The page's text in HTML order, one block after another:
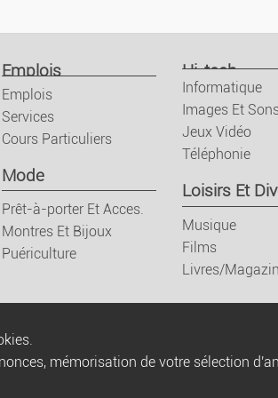
Emplois
Services
Cours Particuliers
Prêt-à-porter Et
Puériculture
Emplois
Emplois
Services
Cours Particuliers
Mode
Prêt-à-porter Et Acces.
Montres Et Bijoux
Puériculture
Hi-tech
Informatique
Images Et
Jeux Vidéo
Téléphonie
Loisirs Et
Musique
Films
Livres/
mémorisation de votre sélection